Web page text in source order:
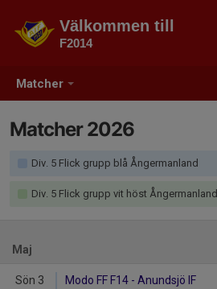
Matcher
Välkommen till
F2014
Matcher 2026
Div. 5 Flick grupp blå Ångermanland
Div. 5 Flick grupp vit höst Ångermanland
Maj
Sön 3
Modo FF F14 - Anundsjö IF